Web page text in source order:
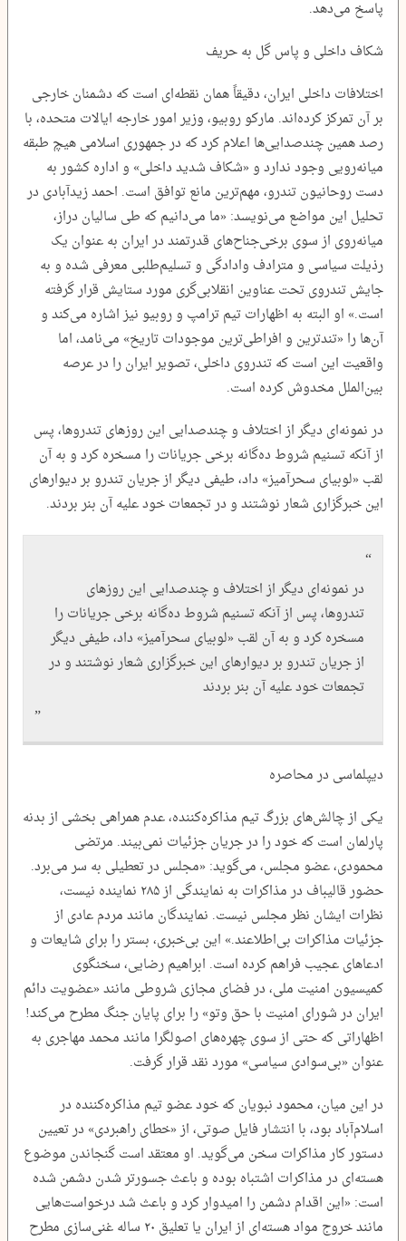
پاسخ می‌دهد.
شکاف داخلی و پاس گل به حریف
اختلافات داخلی ایران، دقیقاً همان نقطه‌ای است که دشمنان خارجی
بر آن تمرکز کرده‌اند. مارکو روبیو، وزیر امور خارجه ایالات متحده، با
رصد همین چندصدایی‌ها اعلام کرد که در جمهوری اسلامی هیچ طبقه
میانه‌رویی وجود ندارد و «شکاف شدید داخلی» و اداره کشور به
دست روحانیون تندرو، مهم‌ترین مانع توافق است. احمد زیدآبادی در
تحلیل این مواضع می‌نویسد: «ما می‌دانیم که طی سالیان دراز،
میانه‌روی از سوی برخی‌جناح‌های قدرتمند در ایران به عنوان یک
رذیلت سیاسی و مترادف وادادگی و تسلیم‌طلبی معرفی شده و به
جایش تندروی تحت عناوین انقلابی‌گری مورد ستایش قرار گرفته
است.» او البته به اظهارات تیم ترامپ و روبیو نیز اشاره می‌کند و
آن‌ها را «تندترین و افراطی‌ترین موجودات تاریخ» می‌نامد، اما
واقعیت این است که تندروی داخلی، تصویر ایران را در عرصه
بین‌الملل مخدوش کرده است.
در نمونه‌ای دیگر از اختلاف و چندصدایی این روزهای تندروها، پس
از آنکه تسنیم شروط ده‌گانه برخی جریانات را مسخره کرد و به آن
لقب «لوبیای سحرآمیز» داد، طیفی دیگر از جریان تندرو بر دیوارهای
این خبرگزاری شعار نوشتند و در تجمعات خود علیه آن بنر بردند.
در نمونه‌ای دیگر از اختلاف و چندصدایی این روزهای
تندروها، پس از آنکه تسنیم شروط ده‌گانه برخی جریانات را
مسخره کرد و به آن لقب «لوبیای سحرآمیز» داد، طیفی دیگر
از جریان تندرو بر دیوارهای این خبرگزاری شعار نوشتند و در
تجمعات خود علیه آن بنر بردند
دیپلماسی در محاصره
یکی از چالش‌های بزرگ تیم مذاکره‌کننده، عدم همراهی بخشی از بدنه
پارلمان است که خود را در جریان جزئیات نمی‌بیند. مرتضی
محمودی، عضو مجلس، می‌گوید: «مجلس در تعطیلی به سر می‌برد.
حضور قالیباف در مذاکرات به نمایندگی از ۲۸۵ نماینده نیست،
نظرات ایشان نظر مجلس نیست. نمایندگان مانند مردم عادی از
جزئیات مذاکرات بی‌اطلاعند.» این بی‌خبری، بستر را برای شایعات و
ادعاهای عجیب فراهم کرده است. ابراهیم رضایی، سخنگوی
کمیسیون امنیت ملی، در فضای مجازی شروطی مانند «عضویت دائم
ایران در شورای امنیت با حق وتو» را برای پایان جنگ مطرح می‌کند!
اظهاراتی که حتی از سوی چهره‌های اصولگرا مانند محمد مهاجری به
عنوان «بی‌سوادی سیاسی» مورد نقد قرار گرفت.
در این میان، محمود نبویان که خود عضو تیم مذاکره‌کننده در
اسلام‌آباد بود، با انتشار فایل صوتی، از «خطای راهبردی» در تعیین
دستور کار مذاکرات سخن می‌گوید. او معتقد است گنجاندن موضوع
هسته‌ای در مذاکرات اشتباه بوده و باعث جسورتر شدن دشمن شده
است: «این اقدام دشمن را امیدوار کرد و باعث شد درخواست‌هایی
مانند خروج مواد هسته‌ای از ایران یا تعلیق ۲۰ ساله غنی‌سازی مطرح